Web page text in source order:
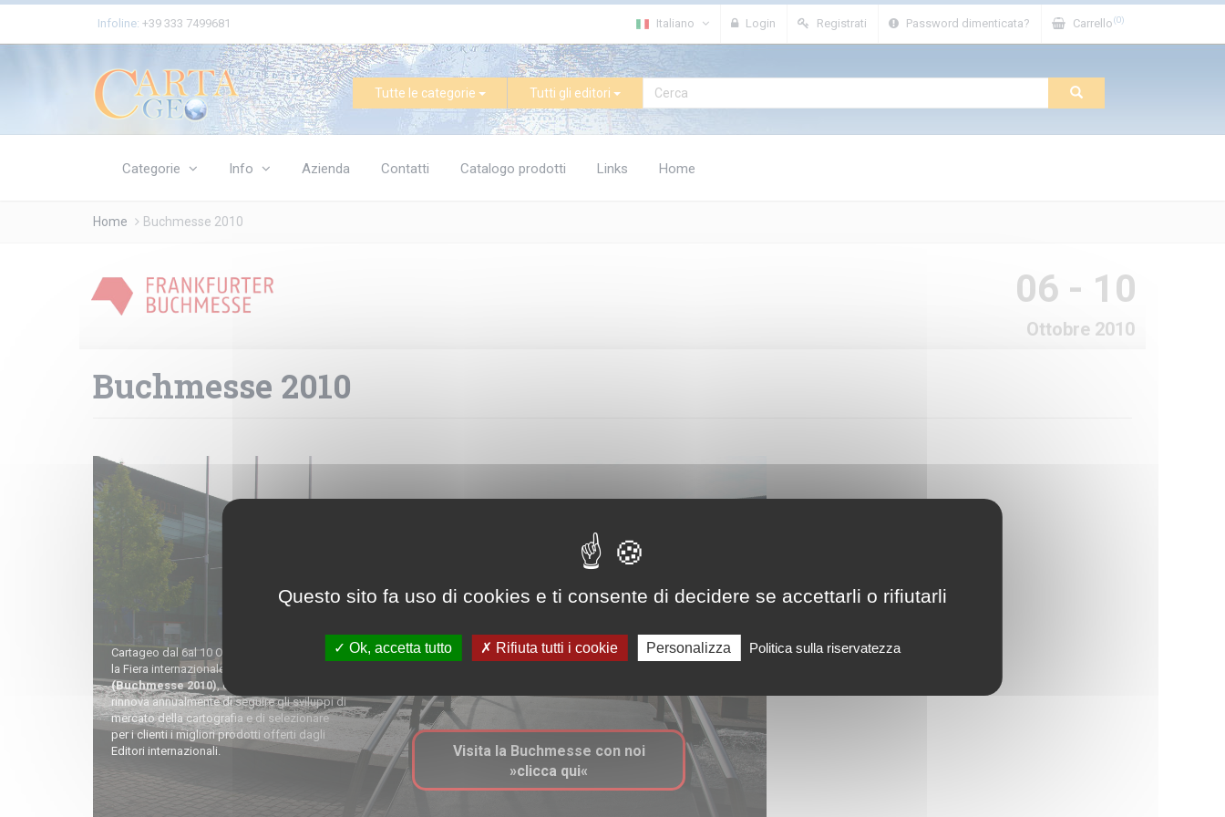
Infoline: +39 333 7499681 Italiano Login Registrati Password dimenticata? Carrello(0)
Tutte le categorie Tutti gli editori
Categorie Info Azienda Contatti Catalogo prodotti Links Home
Home Buchmesse 2010
06 - 10
Ottobre 2010
Buchmesse 2010
Cartageo dal 6al 10 Ottobre 2010 ha visitato
la Fiera internazionale del libro a Francoforte
(Buchmesse 2010), con l'obiettivo che si
rinnova annualmente di seguire gli sviluppi di
mercato della cartografia e di selezionare
per i clienti i migliori prodotti offerti dagli
Editori internazionali.
Visita la Buchmesse con noi
»clicca qui«
Cookies management panel
Questo sito fa uso di cookies e ti consente di decidere se accettarli o rifiutarli
Ok, accetta tutto Rifiuta tutti i cookie Personalizza Politica sulla riservatezza